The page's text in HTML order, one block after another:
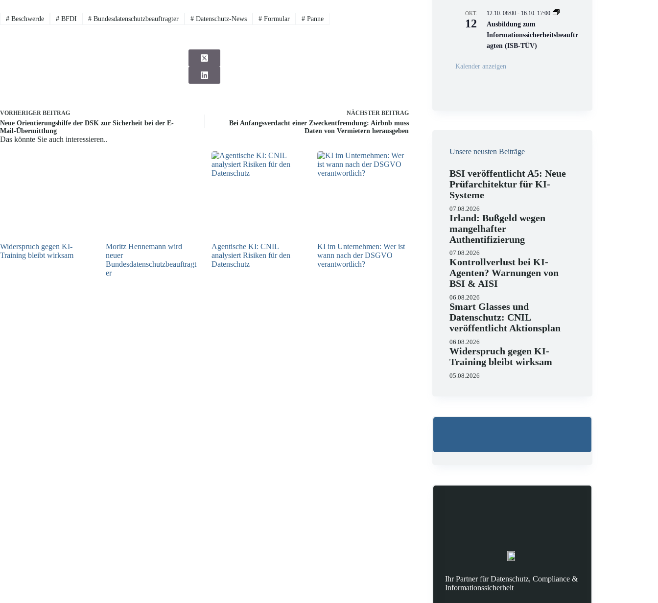
#Beschwerde #BFDI # Bundesdatenschutzbeauftragter # Datenschutz-News # Formular #Panne
VORHERIGER BEITRAG
Neue Orientierungshilfe der DSK zur Sicherheit bei der E-
Mail-Übermittlung
NÄCHSTER BEITRAG
Bei Anfangsverdacht einer Zweckentfremdung: Airbnb muss
Daten von Vermietern herausgeben
Das könnte Sie auch interessieren..
Widerspruch gegen KI-
Training bleibt wirksam
Moritz Hennemann wird
neuer
Bundesdatenschutzbeauftragt
er
Agentische KI: CNIL
analysiert Risiken für den
Datenschutz
KI im Unternehmen: Wer ist
wann nach der DSGVO
verantwortlich?
n
s
t
a
t
n
OKT.
12
12.10. 08:00 - 16.10. 17:00
Ausbildung zum
Informationssicherheitsbeauftr
agten (ISB-TÜV)
Kalender anzeigen
Unsere neusten Beiträge
BSI veröffentlicht A5: Neue
Prüfarchitektur für KI-
Systeme
07.08.2026
Irland: Bußgeld wegen
mangelhafter
Authentifizierung
07.08.2026
Kontrollverlust bei KI-
Agenten? Warnungen von
BSI & AISI
06.08.2026
Smart Glasses und
Datenschutz: CNIL
veröffentlicht Aktionsplan
06.08.2026
Widerspruch gegen KI-
Training bleibt wirksam
05.08.2026
Ihr Partner für Datenschutz, Compliance &
Informationssicherheit